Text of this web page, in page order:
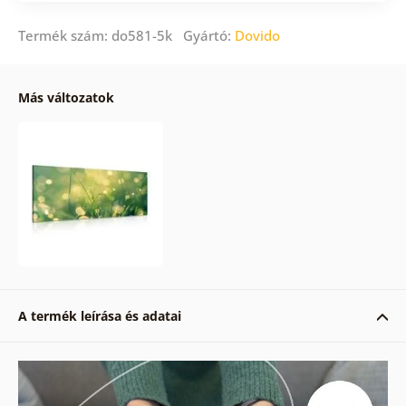
Termék szám: do581-5k Gyártó: Dovido
Más változatok
A termék leírása és adatai